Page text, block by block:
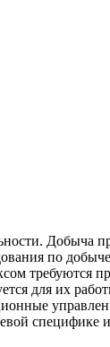
Добыча
по
требуются
для их